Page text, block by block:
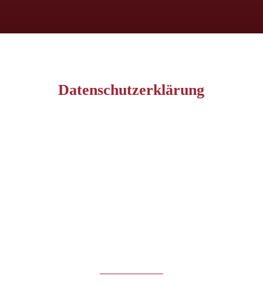
Datenschutzerklärung